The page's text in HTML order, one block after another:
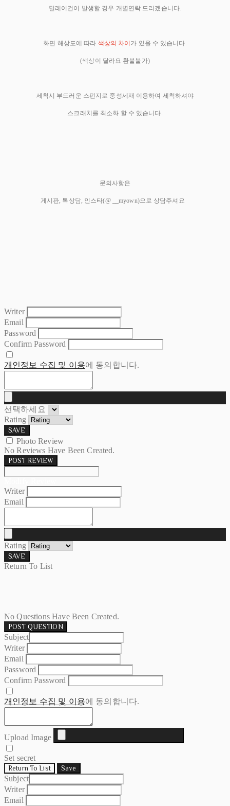
딜레이건이 발생할 경우 개별연락 드리겠습니다.
화면 해상도에 따라 색상의 차이 가 있을 수 있습니다.
(색상이 달라요 환불불가)
세척시 부드러운 스펀지로 중성세재 이용하여 세척하셔야
스크래치를 최소화 할 수 있습니다.
문의사항은
게시판, 톡상담, 인스타(@ __myown)으로 상담주셔요
Writer
Email
Password
Confirm Password
개인정보 수집 및 이용에 동의합니다.
선택하세요
Rating
SAVE
Photo Review
No Reviews Have Been Created.
POST REVIEW
Writer
Email
Rating
SAVE
Return To List
No Questions Have Been Created.
POST QUESTION
Subject
Writer
Email
Password
Confirm Password
개인정보 수집 및 이용에 동의합니다.
Upload Image
Set secret
Return To List Save
Subject
Writer
Email